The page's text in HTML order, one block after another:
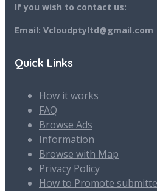
If you wish to contact us:
Email: Vcloudptyltd@gmail.com
Quick Links
How it works
FAQ
Browse Ads
Information
Browse with Map
Privacy Policy
How to Promote